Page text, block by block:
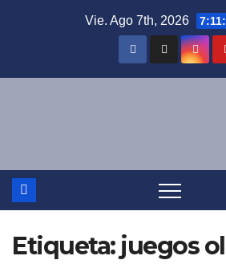
Vie. Ago 7th, 2026
Etiqueta: juegos